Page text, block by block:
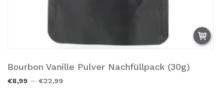
Bourbon Vanille Pulver Nachfüllpack (30g)
€8,99 €22,99